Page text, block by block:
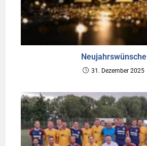
Neujahrswünsche
31. Dezember 2025